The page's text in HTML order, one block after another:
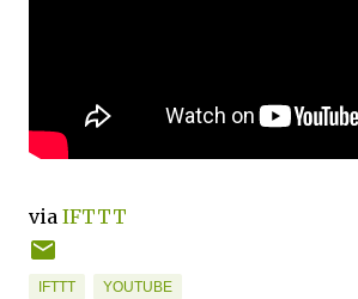
via IFTTT
IFTTT YOUTUBE